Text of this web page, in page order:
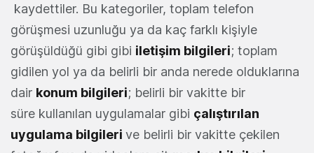
kaydettiler. Bu kategoriler, toplam telefon
görüşmesi uzunluğu ya da kaç farklı kişiyle
görüşüldüğü gibi gibi iletişim bilgileri; toplam
gidilen yol ya da belirli bir anda nerede olduklarına
dair konum bilgileri; belirli bir vakitte bir
süre kullanılan uygulamalar gibi çalıştırılan
uygulama bilgileri ve belirli bir vakitte çekilen